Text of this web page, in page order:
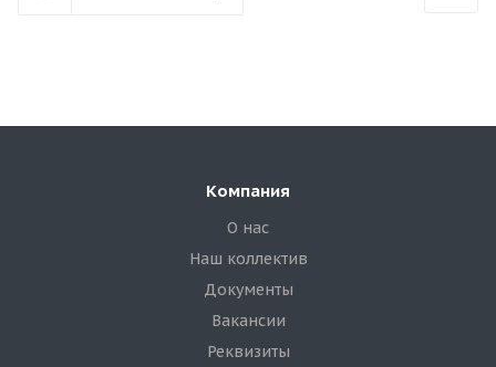
Компания
О нас
Наш коллектив
Документы
Вакансии
Реквизиты